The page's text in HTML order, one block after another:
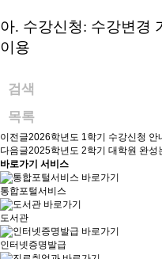
아. 수강신청: 수강변경
이용
검색
목록
이전글2026학년도 1학기 수강신청 안
다음글2025학년도 2학기 대학원 완성
바로가기 서비스
통합포털서비스
도서관
인터넷증명발급